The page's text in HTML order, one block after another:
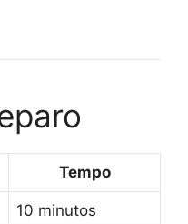
Tempo
10 minutos